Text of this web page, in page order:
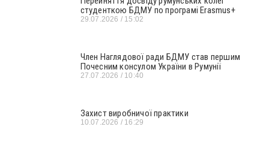
студенткою БДМУ по програмі Erasmus+
29.07.2026 15:02
Член Наглядової ради БДМУ став першим
Почесним консулом України в Румунії
27.07.2026 10:40
Захист виробничої практики
10.07.2026 16:29